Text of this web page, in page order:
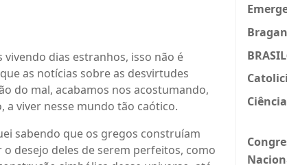
vivendo dias estranhos, isso não é
as notícias sobre as desvirtudes
do mal, acabamos nos acostumando,
a viver nesse mundo tão caótico.
sabendo que os gregos construíam
desejo deles de serem perfeitos, como
Ciência